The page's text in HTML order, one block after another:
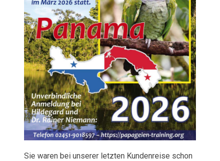
Sie waren bei unserer letzten Kundenreise schon